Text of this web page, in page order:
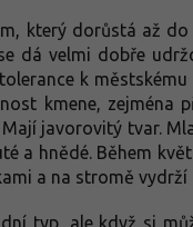
který dorůstá až
dá velmi dobře
k městskému
kmene, zejména
javorovitý tvar.
a hnědé. Během
a na stromě vydrží
typ, ale když si